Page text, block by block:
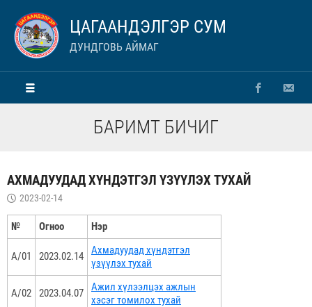
ЦАГААНДЭЛГЭР СУМ
ДУНДГОВЬ АЙМАГ
БАРИМТ БИЧИГ
АХМАДУУДАД ХҮНДЭТГЭЛ ҮЗҮҮЛЭХ ТУХАЙ
2023-02-14
№ Огноо Нэр
А/01 2023.02.14
Ахмадуудад хүндэтгэл
үзүүлэх тухай
А/02 2023.04.07
Ажил хүлээлцэх ажлын
хэсэг томилох тухай